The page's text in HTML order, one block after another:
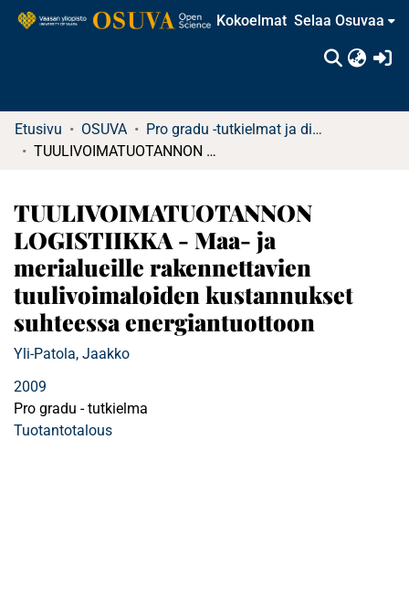
Kokoelmat Selaa Osuvaa
Etusivu OSUVA
Pro gradu -tutkielmat ja diplomityöt (rajattu saatavuus)
TUULIVOIMATUOTANNON LOGISTIIKKA - Maa- ja merialueille rakennettavien tuulivoimaloiden kustannukset suhteessa energiantuottoon
TUULIVOIMATUOTANNON
LOGISTIIKKA - Maa- ja
merialueille rakennettavien
tuulivoimaloiden kustannukset
suhteessa energiantuottoon
Yli-Patola, Jaakko
2009
Pro gradu - tutkielma
Tuotantotalous